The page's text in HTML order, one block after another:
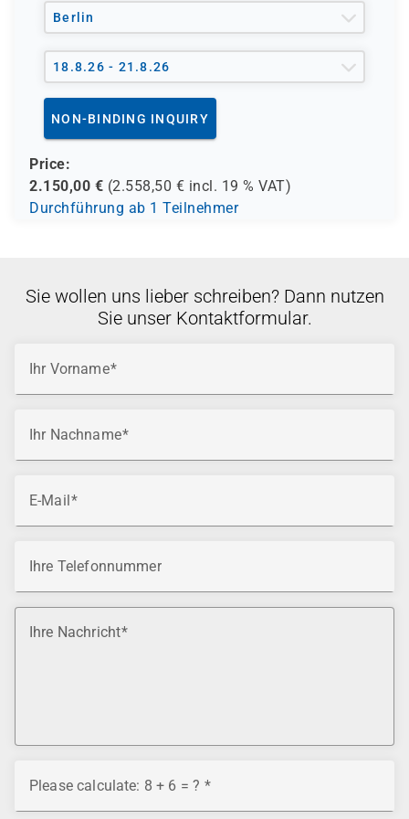
und andere Träger möglich
Berlin
18.8.26 - 21.8.26
NON-BINDING INQUIRY
Price:
2.150,00 € (2.558,50 € incl. 19 % VAT)
Durchführung ab 1 Teilnehmer
Sie wollen uns lieber schreiben? Dann nutzen
Sie unser Kontaktformular.
Ihr Vorname
Ihr Nachname
E-Mail
Ihre Telefonnummer
Ihre Nachricht
Please calculate: 8 + 6 = ?